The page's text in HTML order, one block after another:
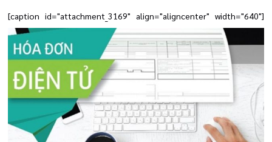
[caption id="attachment_3169" align="aligncenter" width="640"]